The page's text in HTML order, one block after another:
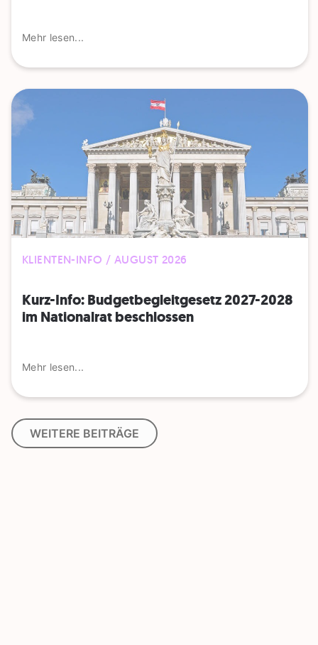
Mehr lesen...
KLIENTEN-INFO / AUGUST 2026
Kurz-Info: Budgetbegleitgesetz 2027-2028
im Nationalrat beschlossen
Mehr lesen...
WEITERE BEITRÄGE